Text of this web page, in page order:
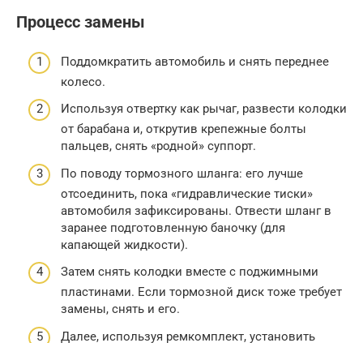
Процесс замены
Поддомкратить автомобиль и снять переднее
колесо.
Используя отвертку как рычаг, развести колодки
от барабана и, открутив крепежные болты
пальцев, снять «родной» суппорт.
По поводу тормозного шланга: его лучше
отсоединить, пока «гидравлические тиски»
автомобиля зафиксированы. Отвести шланг в
заранее подготовленную баночку (для
капающей жидкости).
Затем снять колодки вместе с поджимными
пластинами. Если тормозной диск тоже требует
замены, снять и его.
Далее, используя ремкомплект, установить